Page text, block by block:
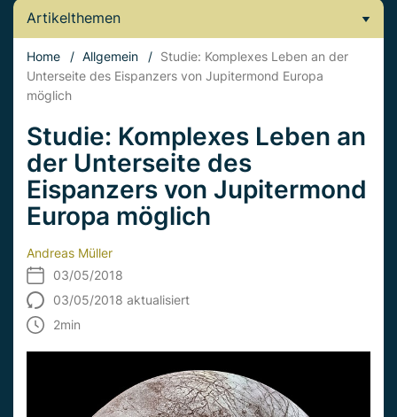
Artikelthemen
Home / Allgemein / Studie: Komplexes Leben an der
Unterseite des Eispanzers von Jupitermond Europa
möglich
Studie: Komplexes Leben an
der Unterseite des
Eispanzers von Jupitermond
Europa möglich
Andreas Müller
03/05/2018
03/05/2018 aktualisiert
2min